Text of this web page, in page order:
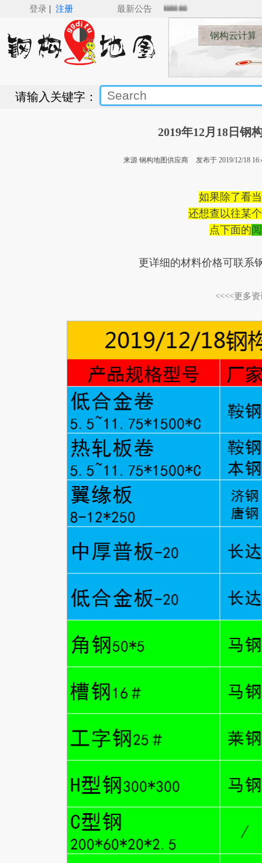
登录 | 注册 最新公告
来了，Revit钢结构建模新纪元___🚋🚋🚋🚋
钢构云计算
请输入关键字：
2019年12月18日钢
来源 钢构地图供应商 发布于 2019/12/18
如果除了看
还想查以往某
点下面的
更详细的材料价格可联系
<<<<更多